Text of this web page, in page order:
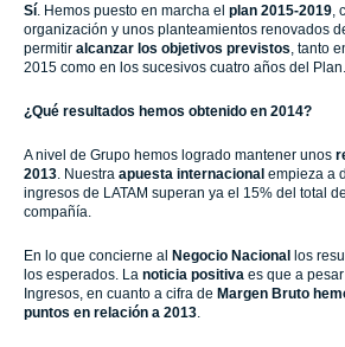
Sí . Hemos puesto en marcha el plan 2015-2019
organización y unos planteamientos renovados
permitir alcanzar los objetivos previstos , tanto
2015 como en los sucesivos cuatro años del Plan.
¿Qué resultados hemos obtenido en 2014?
A nivel de Grupo hemos logrado mantener unos
2013 . Nuestra apuesta internacional empieza a
ingresos de LATAM superan ya el 15% del total
compañía.
En lo que concierne al Negocio Nacional los
los esperados. La noticia positiva es que a
Ingresos, en cuanto a cifra de Margen Bruto
puntos en relación a 2013